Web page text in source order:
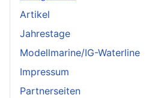
Artikel
Jahrestage
Modellmarine/IG-Waterline
Impressum
Partnerseiten